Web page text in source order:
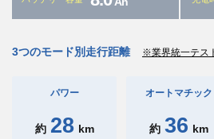
3つのモード別走行距離 ※業界統一テス
パワー
約 28 km
オートマチック
約 36 km